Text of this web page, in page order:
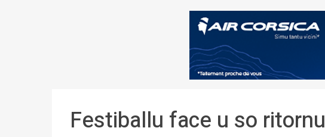
Festiballu face u so ritornu